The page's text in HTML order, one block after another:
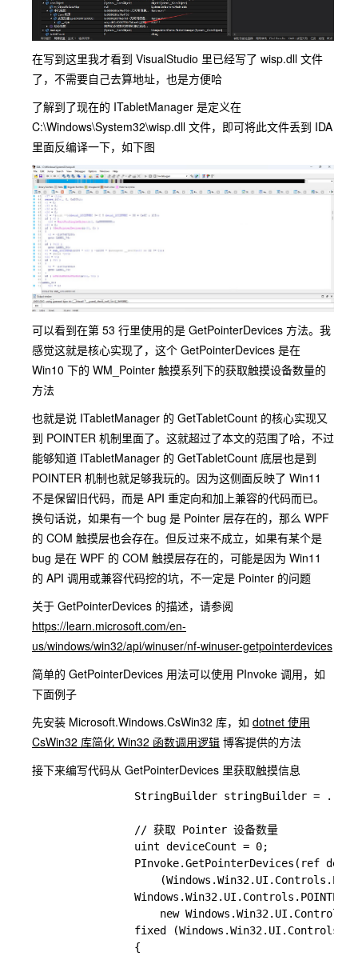
在写到这里我才看到 VisualStudio 里已经写了 wisp.dll 文件
了，不需要自己去算地址，也是方便哈
了解到了现在的 ITabletManager 是定义在
C:\Windows\System32\wisp.dll 文件，即可将此文件丢到 IDA
里面反编译一下，如下图
可以看到在第 53 行里使用的是 GetPointerDevices 方法。我
感觉这就是核心实现了，这个 GetPointerDevices 是在
Win10 下的 WM_Pointer 触摸系列下的获取触摸设备数量的
方法
也就是说 ITabletManager 的 GetTabletCount 的核心实现又
到 POINTER 机制里面了。这就超过了本文的范围了哈，不过
能够知道 ITabletManager 的 GetTabletCount 底层也是到
POINTER 机制也就足够我玩的。因为这侧面反映了 Win11
不是保留旧代码，而是 API 重定向和加上兼容的代码而已。
换句话说，如果有一个 bug 是 Pointer 层存在的，那么 WPF
的 COM 触摸层也会存在。但反过来不成立，如果有某个是
bug 是在 WPF 的 COM 触摸层存在的，可能是因为 Win11
的 API 调用或兼容代码挖的坑，不一定是 Pointer 的问题
关于 GetPointerDevices 的描述，请参阅
https://learn.microsoft.com/en-
us/windows/win32/api/winuser/nf-winuser-getpointerdevices
简单的 GetPointerDevices 用法可以使用 PInvoke 调用，如
下面例子
先安装 Microsoft.Windows.CsWin32 库，如 dotnet 使用
CsWin32 库简化 Win32 函数调用逻辑 博客提供的方法
接下来编写代码从 GetPointerDevices 里获取触摸信息
                StringBuilder stringBuilder = ...
                // 获取 Pointer 设备数量
                uint deviceCount = 0;
PInvoke.GetPointerDevices(ref
new
fixed
                {